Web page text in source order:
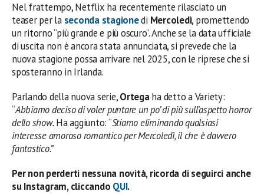
Nel frattempo, Netflix ha recentemente rilasciato un
teaser per la seconda stagionedi Mercoledì, promettendo
un ritorno “più grande e più oscuro”. Anche se la data ufficiale
di uscita non è ancora stata annunciata, si prevede che la
nuova stagione possa arrivare nel 2025, con le riprese che si
sposteranno in Irlanda.
Parlando della nuova serie,Ortegaha detto a Variety:
“Abbiamo deciso di voler puntare un po’ di più sull’aspetto horror
dello show.Ha aggiunto: “Stiamo eliminando qualsiasi
interesse amoroso romantico per Mercoledì, il che è davvero
fantastico.”
Per non perderti nessuna novità, ricorda di seguirci anche
su Instagram, cliccando QUI.